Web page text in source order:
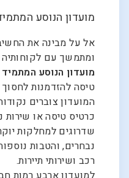
מועדון הנוסע
אל על מבינה את
ומתמשך עם
מועדון הנוסע המתמיד
טיסה להזדמנות לחסוך
המועדון צוברים
כרטיס טיסה או שירות
שדרוגים למחלקות
נבחרים, והטבות
רכב ושירותי תיירות.